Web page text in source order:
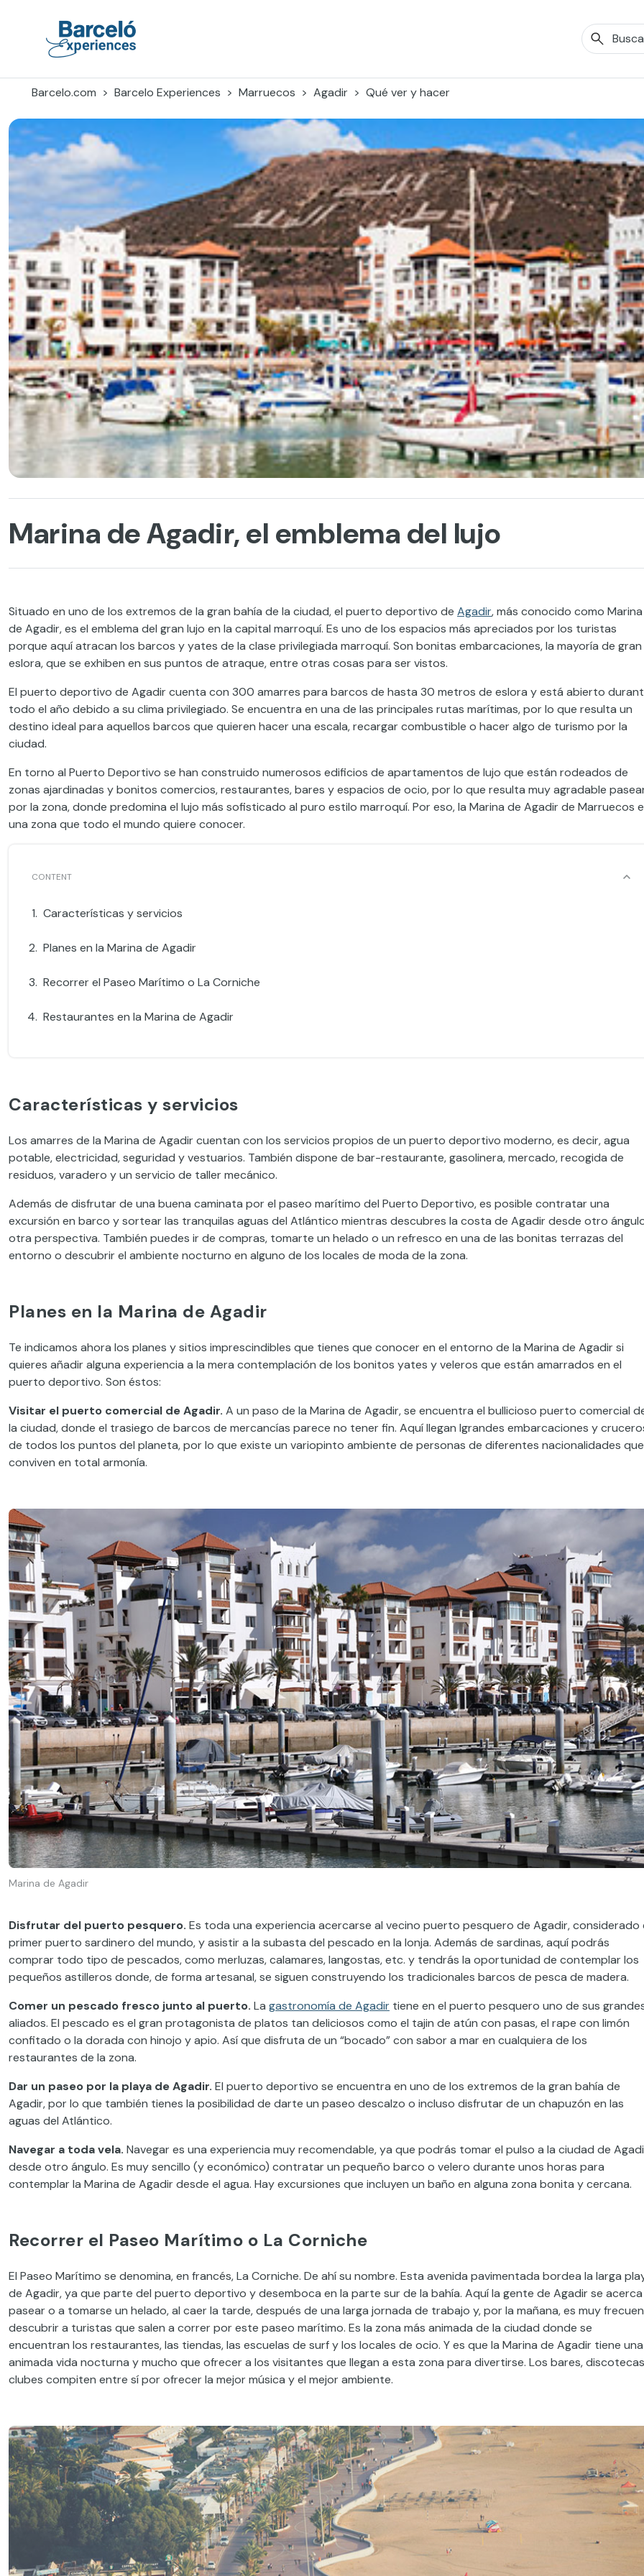
Barcelo.com
Barcelo Experiences Marruecos Agadir Qué ver y hacer
Marina de Agadir, el emblema del lujo
Situado en uno de los extremos de la gran bahía de la ciudad, el puerto deportivo de Agadir, más conocido como Marina
de Agadir, es el emblema del gran lujo en la capital marroquí. Es uno de los espacios más apreciados por los turistas
porque aquí atracan los barcos y yates de la clase privilegiada marroquí. Son bonitas embarcaciones, la mayoría de gran
eslora, que se exhiben en sus puntos de atraque, entre otras cosas para ser vistos.
El puerto deportivo de Agadir cuenta con 300 amarres para barcos de hasta 30 metros de eslora y está abierto
todo el año debido a su clima privilegiado. Se encuentra en una de las principales rutas marítimas, por lo que resulta un
destino ideal para aquellos barcos que quieren hacer una escala, recargar combustible o hacer algo de turismo por la
ciudad.
En torno al Puerto Deportivo se han construido numerosos edificios de apartamentos de lujo que están rodeados de
zonas ajardinadas y bonitos comercios, restaurantes, bares y espacios de ocio, por lo que resulta muy agradable
por la zona, donde predomina el lujo más sofisticado al puro estilo marroquí. Por eso, la Marina de Agadir de Marruecos
una zona que todo el mundo quiere conocer.
Características y servicios
Planes en la Marina de Agadir
Recorrer el Paseo Marítimo o La Corniche
Restaurantes en la Marina de Agadir
Características y servicios
Los amarres de la Marina de Agadir cuentan con los servicios propios de un puerto deportivo moderno, es decir, agua
potable, electricidad, seguridad y vestuarios. También dispone de bar-restaurante, gasolinera, mercado, recogida de
residuos, varadero y un servicio de taller mecánico.
Además de disfrutar de una buena caminata por el paseo marítimo del Puerto Deportivo, es posible contratar una
excursión en barco y sortear las tranquilas aguas del Atlántico mientras descubres la costa de Agadir desde otro
otra perspectiva. También puedes ir de compras, tomarte un helado o un refresco en una de las bonitas terrazas del
entorno o descubrir el ambiente nocturno en alguno de los locales de moda de la zona.
Planes en la Marina de Agadir
Te indicamos ahora los planes y sitios imprescindibles que tienes que conocer en el entorno de la Marina de Agadir si
quieres añadir alguna experiencia a la mera contemplación de los bonitos yates y veleros que están amarrados en el
puerto deportivo. Son éstos:
Visitar el puerto comercial de Agadir. A un paso de la Marina de Agadir, se encuentra el bullicioso puerto comercial
la ciudad, donde el trasiego de barcos de mercancías parece no tener fin. Aquí llegan lgrandes embarcaciones y
de todos los puntos del planeta, por lo que existe un variopinto ambiente de personas de diferentes nacionalidades que
conviven en total armonía.
Marina de Agadir
Disfrutar del puerto pesquero. Es toda una experiencia acercarse al vecino puerto pesquero de Agadir, considerado
primer puerto sardinero del mundo, y asistir a la subasta del pescado en la lonja. Además de sardinas, aquí podrás
comprar todo tipo de pescados, como merluzas, calamares, langostas, etc. y tendrás la oportunidad de contemplar los
pequeños astilleros donde, de forma artesanal, se siguen construyendo los tradicionales barcos de pesca de madera.
Comer un pescado fresco junto al puerto. La gastronomía de Agadir tiene en el puerto pesquero uno de sus
aliados. El pescado es el gran protagonista de platos tan deliciosos como el tajin de atún con pasas, el rape con limón
confitado o la dorada con hinojo y apio. Así que disfruta de un “bocado” con sabor a mar en cualquiera de los
restaurantes de la zona.
Dar un paseo por la playa de Agadir. El puerto deportivo se encuentra en uno de los extremos de la gran bahía de
Agadir, por lo que también tienes la posibilidad de darte un paseo descalzo o incluso disfrutar de un chapuzón en las
aguas del Atlántico.
Navegar a toda vela. Navegar es una experiencia muy recomendable, ya que podrás tomar el pulso a la ciudad de
desde otro ángulo. Es muy sencillo (y económico) contratar un pequeño barco o velero durante unos horas para
contemplar la Marina de Agadir desde el agua. Hay excursiones que incluyen un baño en alguna zona bonita y cercana.
Recorrer el Paseo Marítimo o La Corniche
El Paseo Marítimo se denomina, en francés, La Corniche. De ahí su nombre. Esta avenida pavimentada bordea la larga
de Agadir, ya que parte del puerto deportivo y desemboca en la parte sur de la bahía. Aquí la gente de Agadir se
pasear o a tomarse un helado, al caer la tarde, después de una larga jornada de trabajo y, por la mañana, es muy
descubrir a turistas que salen a correr por este paseo marítimo. Es la zona más animada de la ciudad donde se
encuentran los restaurantes, las tiendas, las escuelas de surf y los locales de ocio. Y es que la Marina de Agadir tiene una
animada vida nocturna y mucho que ofrecer a los visitantes que llegan a esta zona para divertirse. Los bares,
clubes compiten entre sí por ofrecer la mejor música y el mejor ambiente.